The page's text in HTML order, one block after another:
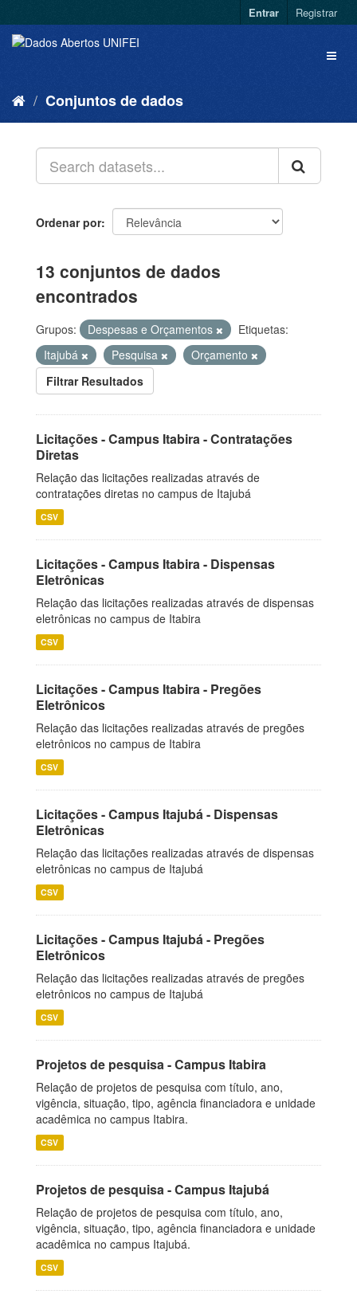
Entrar Registrar
Conjuntos de dados
Ordenar por
13 conjuntos de dados
encontrados
Grupos: Despesas e Orçamentos
Etiquetas:
Itajubá
Pesquisa
Orçamento
Filtrar Resultados
Licitações - Campus Itabira - Contratações
Diretas
Relação das licitações realizadas através de
contratações diretas no campus de Itajubá
CSV
Licitações - Campus Itabira - Dispensas
Eletrônicas
Relação das licitações realizadas através de dispensas
eletrônicas no campus de Itabira
CSV
Licitações - Campus Itabira - Pregões
Eletrônicos
Relação das licitações realizadas através de pregões
eletrônicos no campus de Itabira
CSV
Licitações - Campus Itajubá - Dispensas
Eletrônicas
Relação das licitações realizadas através de dispensas
eletrônicas no campus de Itajubá
CSV
Licitações - Campus Itajubá - Pregões
Eletrônicos
Relação das licitações realizadas através de pregões
eletrônicos no campus de Itajubá
CSV
Projetos de pesquisa - Campus Itabira
Relação de projetos de pesquisa com título, ano,
vigência, situação, tipo, agência financiadora e unidade
acadêmica no campus Itabira.
CSV
Projetos de pesquisa - Campus Itajubá
Relação de projetos de pesquisa com título, ano,
vigência, situação, tipo, agência financiadora e unidade
acadêmica no campus Itajubá.
CSV